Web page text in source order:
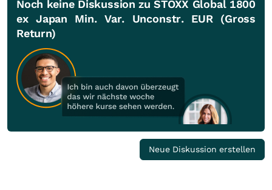
Noch keine Diskussion zu STOXX Global 1800
ex Japan Min. Var. Unconstr. EUR (Gross
Return)
Neue Diskussion erstellen